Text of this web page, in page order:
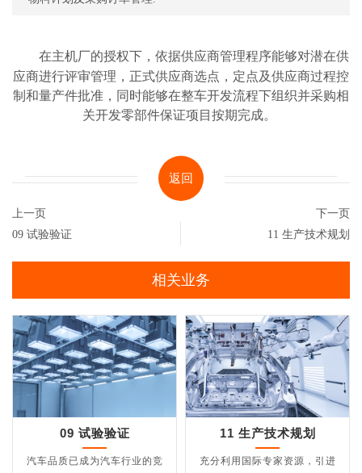
在主机厂的授权下，依据供应商管理程序能够对潜在供
应商进行评审管理，正式供应商选点，定点及供应商过程控
制和量产件批准，同时能够在整车开发流程下组织并采购相
关开发零部件保证项目按期完成。
返回
上一页
09 试验验证
下一页
11 生产技术规划
相关业务
09 试验验证
汽车品质已成为汽车行业的竞
11 生产技术规划
充分利用国际专家资源，引进